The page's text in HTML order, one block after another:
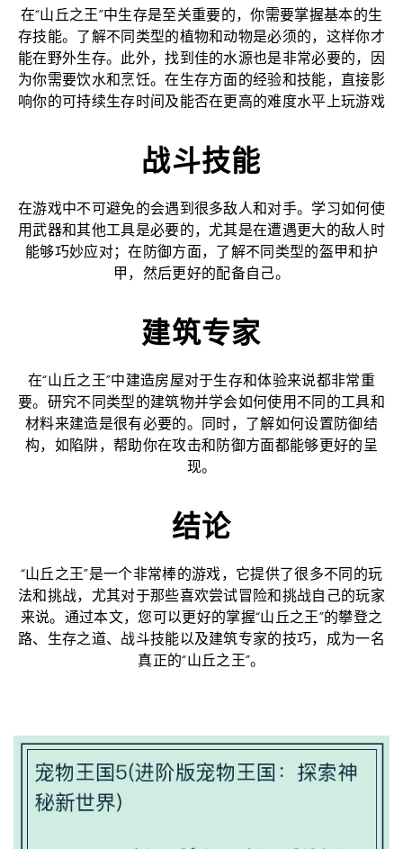
在“山丘之王”中生存是至关重要的，你需要掌握基本的生
存技能。了解不同类型的植物和动物是必须的，这样你才
能在野外生存。此外，找到佳的水源也是非常必要的，因
为你需要饮水和烹饪。在生存方面的经验和技能，直接影
响你的可持续生存时间及能否在更高的难度水平上玩游戏
战斗技能
在游戏中不可避免的会遇到很多敌人和对手。学习如何使
用武器和其他工具是必要的，尤其是在遭遇更大的敌人时
能够巧妙应对；在防御方面，了解不同类型的盔甲和护
甲，然后更好的配备自己。
建筑专家
在“山丘之王”中建造房屋对于生存和体验来说都非常重
要。研究不同类型的建筑物并学会如何使用不同的工具和
材料来建造是很有必要的。同时，了解如何设置防御结
构，如陷阱，帮助你在攻击和防御方面都能够更好的呈
现。
结论
“山丘之王”是一个非常棒的游戏，它提供了很多不同的玩
法和挑战，尤其对于那些喜欢尝试冒险和挑战自己的玩家
来说。通过本文，您可以更好的掌握“山丘之王”的攀登之
路、生存之道、战斗技能以及建筑专家的技巧，成为一名
真正的“山丘之王”。